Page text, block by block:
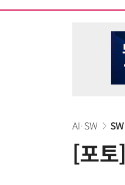
AI·SW SW
[포